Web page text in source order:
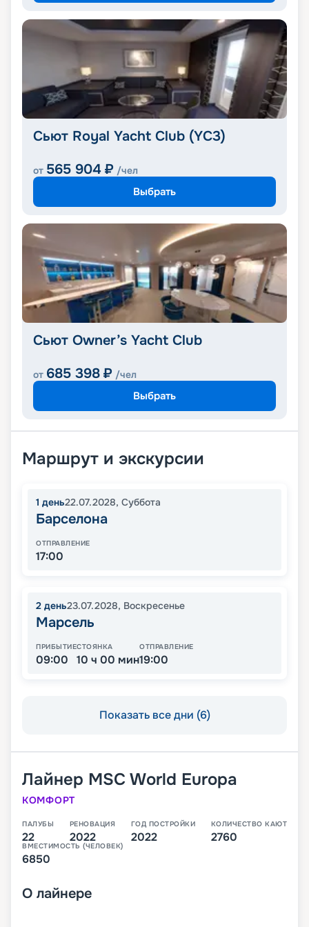
Сьют Royal Yacht Club (YC3)
от 565 904 ₽ /чел
Выбрать
Сьют Owner’s Yacht Club
от 685 398 ₽ /чел
Выбрать
Маршрут и экскурсии
1 день22.07.2028, Суббота
Барселона
ОТПРАВЛЕНИЕ
17:00
2 день23.07.2028, Воскресенье
Марсель
ПРИБЫТИЕ
09:00
СТОЯНКА
10 ч 00 мин
ОТПРАВЛЕНИЕ
19:00
Показать все дни (6)
Лайнер MSC World Europa
КОМФОРТ
ПАЛУБЫ
22
РЕНОВАЦИЯ
2022
ГОД ПОСТРОЙКИ
2022
КОЛИЧЕСТВО КАЮТ
2760
ВМЕСТИМОСТЬ (ЧЕЛОВЕК)
6850
О лайнере